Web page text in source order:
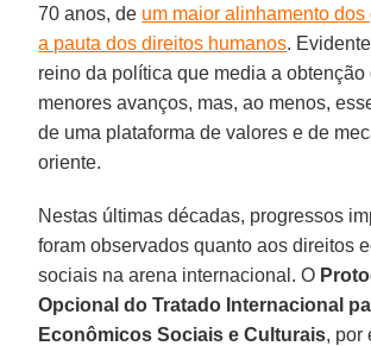
70 anos, de um maior alinhamento dos
a pauta dos direitos humanos.
reino da política que media a obtenção
menores avanços, mas, ao menos,
de uma plataforma de valores e de
oriente.
Nestas últimas décadas, progressos
foram observados quanto aos direitos
sociais na arena internacional. O
Opcional do Tratado Internacional
Econômicos Sociais e Culturais, por